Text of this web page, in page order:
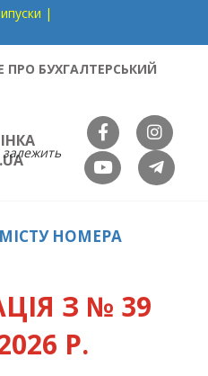
|
ПРО БУХГАЛТЕРСЬКИЙ
НОМЕРА
З № 39
Р.